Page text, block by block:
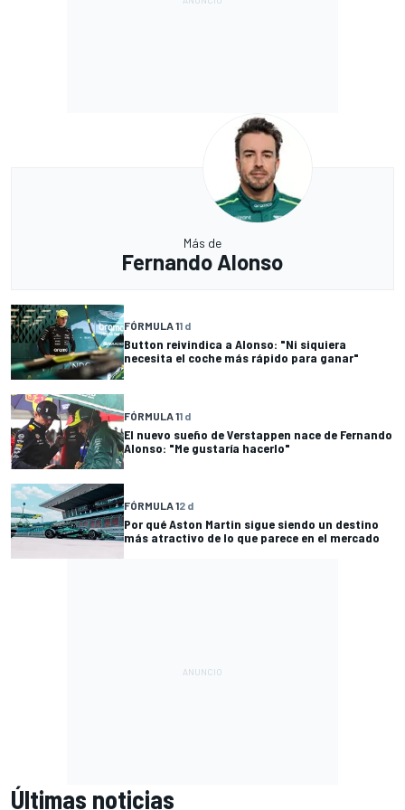
Más de
Fernando Alonso
FÓRMULA 11 d
Button reivindica a Alonso: "Ni siquiera
necesita el coche más rápido para ganar"
FÓRMULA 11 d
El nuevo sueño de Verstappen nace de Fernando
Alonso: "Me gustaría hacerlo"
FÓRMULA 12 d
Por qué Aston Martin sigue siendo un destino
más atractivo de lo que parece en el mercado
Últimas noticias